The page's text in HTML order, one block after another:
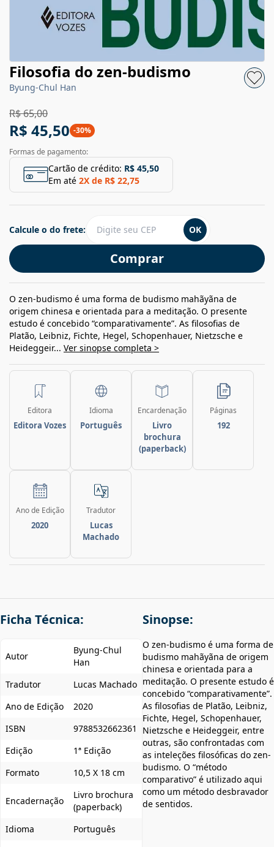
Filosofia do zen-budismo
Byung-Chul Han
R$ 65,00
R$ 45,50 -30%
Formas de pagamento:
Cartão de crédito: R$ 45,50
Em até 2X de R$ 22,75
Comprar
Calcule o do frete: OK
O zen-budismo é uma forma de budismo mahãyãna de
origem chinesa e orientada para a meditação. O presente
estudo é concebido “comparativamente”. As filosofias de
Platão, Leibniz, Fichte, Hegel, Schopenhauer, Nietzsche e
Heideggeir... Ver sinopse completa >
Editora
Editora Vozes
Idioma
Português
Encardenação
Livro
brochura
(paperback)
Páginas
192
Ano de Edição
2020
Tradutor
Lucas
Machado
Ficha Técnica:
Autor
Byung-Chul
Han
Tradutor
Lucas Machado
Ano de Edição
2020
ISBN
9788532662361
Edição
1ª Edição
Formato
10,5 X 18 cm
Encadernação
Livro brochura
(paperback)
Idioma
Português
Sinopse:
O zen-budismo é uma forma de
budismo mahãyãna de origem
chinesa e orientada para a
meditação. O presente estudo é
concebido “comparativamente”.
As filosofias de Platão, Leibniz,
Fichte, Hegel, Schopenhauer,
Nietzsche e Heideggeir, entre
outras, são confrontadas com
as inteleções filosóficas do zen-
budismo. O “método
comparativo” é utilizado aqui
como um método desbravador
de sentidos.